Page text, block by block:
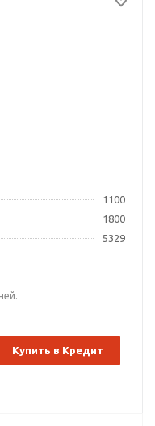
1100
1800
5329
Купить в Кредит